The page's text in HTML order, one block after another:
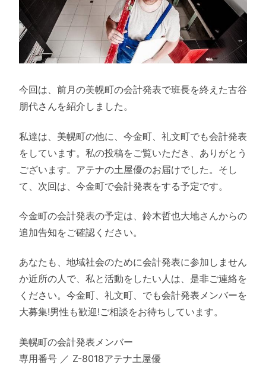
今回は、前月の美幌町の会計発表で班長を終えた古谷
朋代さんを紹介しました。
私達は、美幌町の他に、今金町、礼文町でも会計発表
をしています。私の投稿をご覧いただき、ありがとう
ございます。アテナの土屋優のお届けでした。そし
て、次回は、今金町で会計発表をする予定です。
今金町の会計発表の予定は、鈴木哲也大地さんからの
追加告知をご確認ください。
あなたも、地域社会のために会計発表に参加しません
か近所の人で、私と活動をしたい人は、是非ご連絡を
ください。今金町、礼文町、でも会計発表メンバーを
大募集!男性も歓迎!ご相談をお待ちしています。
美幌町の会計発表メンバー
専用番号 ／ Z-8018アテナ土屋優